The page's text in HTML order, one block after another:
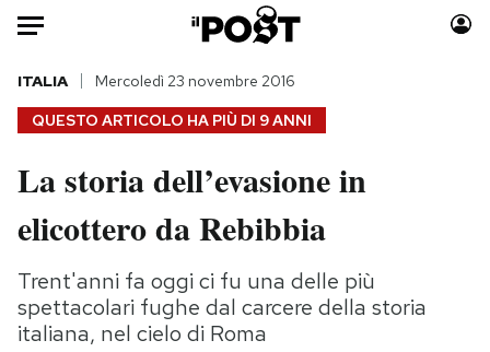
Auto
HOME
Italia
Politica
Tecnologia
Internet
Scienza
Moda
Consumismi
Storie/Idee
Ok Boomer!
QUESTO ARTICOLO HA PIÙ DI 9 ANNI
ITALIA Mercoledì 23 novembre 2016
La storia dell’evasione in
elicottero da Rebibbia
Trent'anni fa oggi ci fu una delle più
spettacolari fughe dal carcere della storia
italiana, nel cielo di Roma